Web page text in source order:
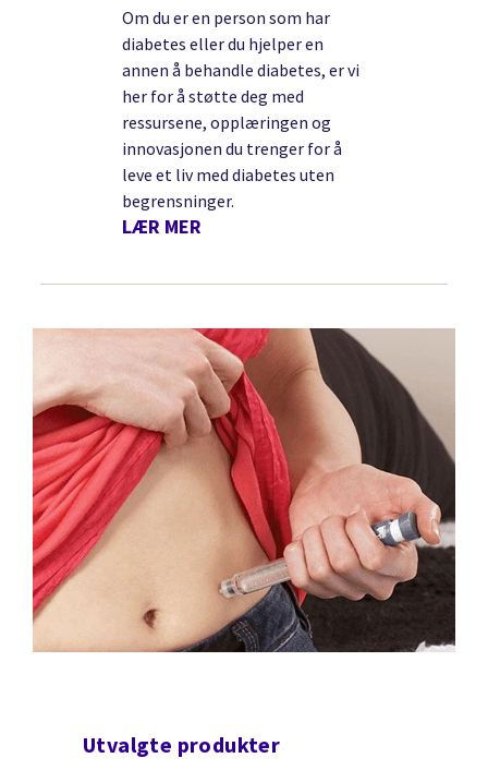
Om du er en person som har
diabetes eller du hjelper en
annen å behandle diabetes, er vi
her for å støtte deg med
ressursene, opplæringen og
innovasjonen du trenger for å
leve et liv med diabetes uten
begrensninger.
LÆR MER
Utvalgte produkter